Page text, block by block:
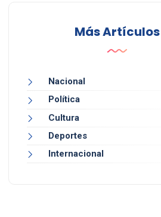
Más Artículos
Nacional
Política
Cultura
Deportes
Internacional